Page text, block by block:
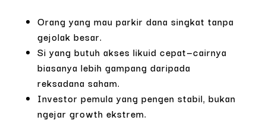
Orang yang mau parkir dana singkat tanpa
gejolak besar.
Si yang butuh akses likuid cepat—cairnya
biasanya lebih gampang daripada
reksadana saham.
Investor pemula yang pengen stabil, bukan
ngejar growth ekstrem.